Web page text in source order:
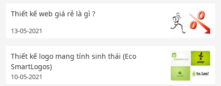
Thiết kế web giá rẻ là gì ?
13-05-2021
Thiết kế logo mang tính sinh thái (Eco
SmartLogos)
10-05-2021